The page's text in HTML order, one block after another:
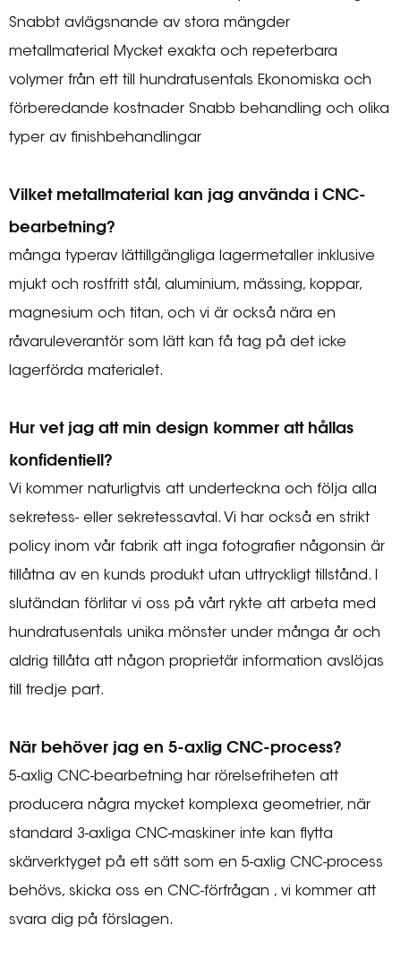
Snabbt avlägsnande av stora mängder
metallmaterial Mycket exakta och repeterbara
volymer från ett till hundratusentals Ekonomiska och
förberedande kostnader Snabb behandling och olika
typer av finishbehandlingar
Vilket metallmaterial kan jag använda i CNC-
bearbetning?
många typerav lättillgängliga lagermetaller inklusive
mjukt och rostfritt stål, aluminium, mässing, koppar,
magnesium och titan, och vi är också nära en
råvaruleverantör som lätt kan få tag på det icke
lagerförda materialet.
Hur vet jag att min design kommer att hållas
konfidentiell?
Vi kommer naturligtvis att underteckna och följa alla
sekretess- eller sekretessavtal. Vi har också en strikt
policy inom vår fabrik att inga fotografier någonsin är
tillåtna av en kunds produkt utan uttryckligt tillstånd. I
slutändan förlitar vi oss på vårt rykte att arbeta med
hundratusentals unika mönster under många år och
aldrig tillåta att någon proprietär information avslöjas
till tredje part.
När behöver jag en 5-axlig CNC-process?
5-axlig CNC-bearbetning har rörelsefriheten att
producera några mycket komplexa geometrier, när
standard 3-axliga CNC-maskiner inte kan flytta
skärverktyget på ett sätt som en 5-axlig CNC-process
behövs, skicka oss en CNC-förfrågan , vi kommer att
svara dig på förslagen.